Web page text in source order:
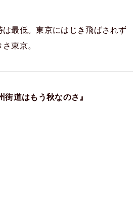
最低。東京にはじき飛ばされず
東京。
街道はもう秋なのさ』